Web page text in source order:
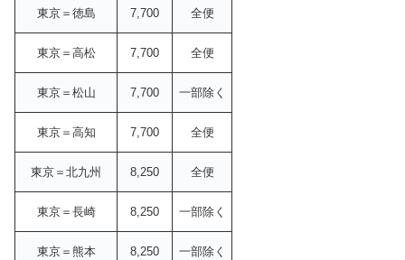
東京＝徳島 7,700 全便
東京＝高松 7,700 全便
東京＝松山 7,700 一部除く
東京＝高知 7,700 全便
東京＝北九州 8,250 全便
東京＝長崎 8,250 一部除く
東京＝熊本 8,250 一部除く